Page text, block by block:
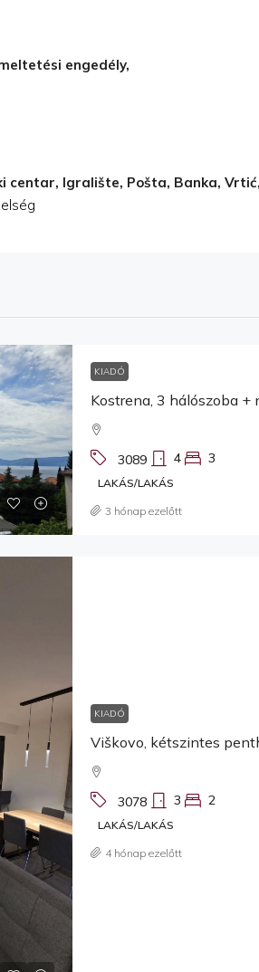
engedély,
centar, Igralište, Pošta, Banka,
KIADÓ
3089 4 3
LAKÁS/LAKÁS
3 hónap ezelőtt
KIADÓ
3078 3 2
LAKÁS/LAKÁS
4 hónap ezelőtt